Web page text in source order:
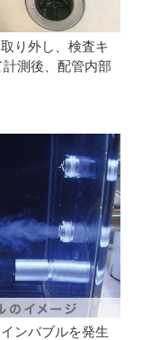
り外し、検査キ
測後、配管内部
ンバブルを発生